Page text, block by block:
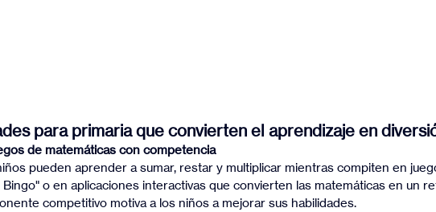
para primaria que convierten el aprendizaje en
de matemáticas con competencia
Bingo" o en aplicaciones interactivas que convierten las matemáticas en un
competitivo motiva a los niños a mejorar sus habilidades.